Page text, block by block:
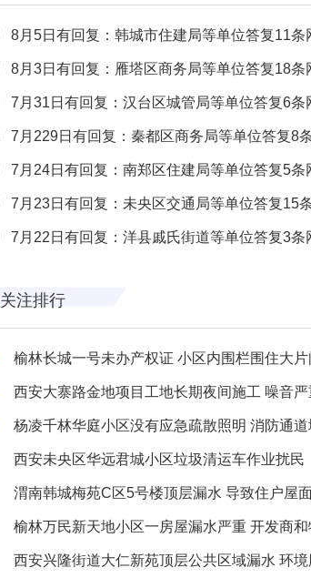
8月5日有回复：韩城市住建局等单位答复11条网民
8月3日有回复：雁塔区商务局等单位答复18条网民
7月31日有回复：汉台区城管局等单位答复6条网民
7月229日有回复：秦都区商务局等单位答复8条网民
7月24日有回复：南郑区住建局等单位答复5条网民
7月23日有回复：未央区交通局等单位答复15条网民
7月22日有回复：洋县戚氏街道等单位答复3条网民
关注排行
榆林长城一号未办产权证 小区内围栏围住大片闲置
西安大寨路金地项目工地长期夜间施工 噪音严重
杨凌千林华庭小区没有应急疏散照明 消防通
西安未央区华远君城小区垃圾清运车作业扰民
渭南韩城梅苑C区5号楼顶层漏水 导致住户屋面被
榆林万民新天地小区一房屋漏水严重 开发商和物业不予
西安兴隆街道大仁新苑顶层公共区域漏水 环